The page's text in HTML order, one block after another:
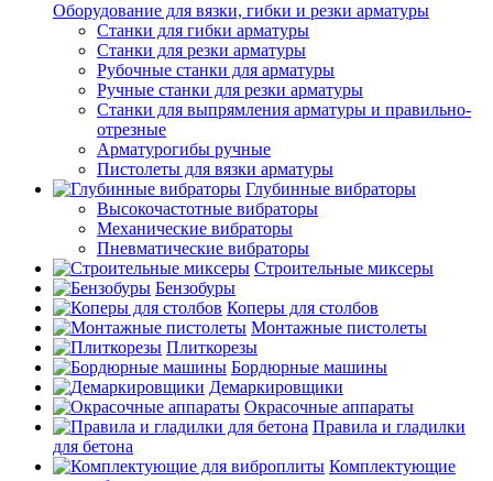
Оборудование для вязки, гибки и резки арматуры
Станки для гибки арматуры
Станки для резки арматуры
Рубочные станки для арматуры
Ручные станки для резки арматуры
Станки для выпрямления арматуры и правильно-
отрезные
Арматурогибы ручные
Пистолеты для вязки арматуры
Глубинные вибраторы
Высокочастотные вибраторы
Механические вибраторы
Пневматические вибраторы
Строительные миксеры
Бензобуры
Коперы для столбов
Монтажные пистолеты
Плиткорезы
Бордюрные машины
Демаркировщики
Окрасочные аппараты
Правила и гладилки
для бетона
Комплектующие